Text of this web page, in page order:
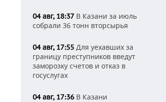
04 авг, 18:37 В Казани за июль
собрали 36 тонн вторсырья
04 авг, 17:55 Для уехавших за
границу преступников введут
заморозку счетов и отказ в
госуслугах
04 авг, 17:36 В Казани